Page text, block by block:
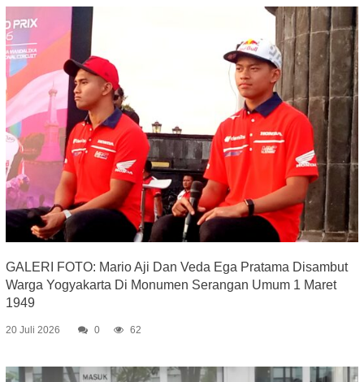
GALERI FOTO: Mario Aji Dan Veda Ega Pratama Disambut
Warga Yogyakarta Di Monumen Serangan Umum 1 Maret
1949
20 Juli 2026 0 62